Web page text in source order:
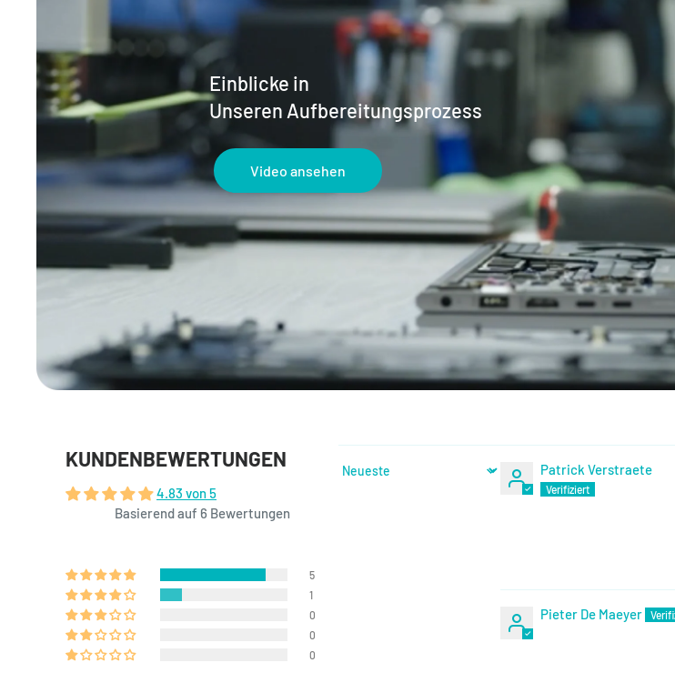
Einblicke in
Unseren Aufbereitungsprozess
Video ansehen
KUNDENBEWERTUNGEN
4.83 von 5
Basierend auf 6 Bewertungen
5
1
0
0
0
Sort by
Patrick Verstraete
Pieter De Maeyer